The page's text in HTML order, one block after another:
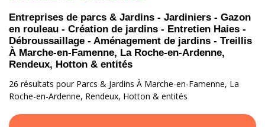
Entreprises de parcs & Jardins - Jardiniers - Gazon
en rouleau - Création de jardins - Entretien Haies -
Débroussaillage - Aménagement de jardins - Treillis
À Marche-en-Famenne, La Roche-en-Ardenne,
Rendeux, Hotton & entités
26 résultats pour Parcs & Jardins À Marche-en-Famenne, La
Roche-en-Ardenne, Rendeux, Hotton & entités